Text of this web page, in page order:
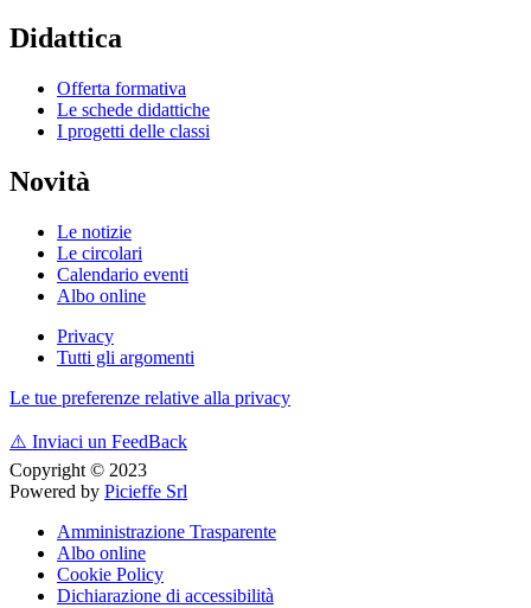
Didattica
Offerta formativa
Le schede didattiche
I progetti delle classi
Novità
Le notizie
Le circolari
Calendario eventi
Albo online
Privacy
Tutti gli argomenti
Le tue preferenze relative alla privacy
⚠️ Inviaci un FeedBack
Copyright © 2023
Powered by Picieffe Srl
Amministrazione Trasparente
Albo online
Cookie Policy
Dichiarazione di accessibilità